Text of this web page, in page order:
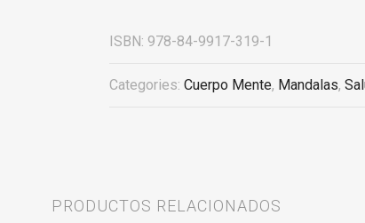
ISBN: 978-84-9917-319-1
Categories: Cuerpo Mente, Mandalas,
PRODUCTOS RELACIONADOS